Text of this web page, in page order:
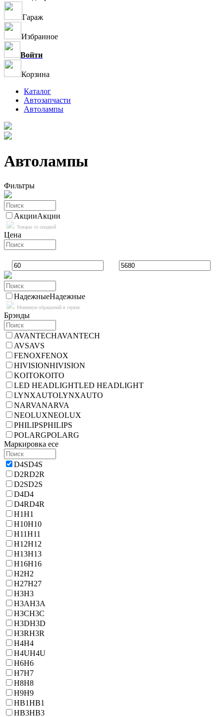
Гараж
Избранное
Войти
Корзина
Каталог
Автозапчасти
Автолампы
Автолампы
Фильтры
АкцииАкции
Товары со скидкой
Цена
НадежныеНадежные
Минимум обращений в сервис
Брэнды
AVANTECHAVANTECH
AVSAVS
FENOXFENOX
HIVISIONHIVISION
KOITOKOITO
LED HEADLIGHTLED HEADLIGHT
LYNXAUTOLYNXAUTO
NARVANARVA
NEOLUXNEOLUX
PHILIPSPHILIPS
POLARGPOLARG
Маркировка ece
D4SD4S
D2RD2R
D2SD2S
D4D4
D4RD4R
H1H1
H10H10
H11H11
H12H12
H13H13
H16H16
H2H2
H27H27
H3H3
H3AH3A
H3CH3C
H3DH3D
H3RH3R
H4H4
H4UH4U
H6H6
H7H7
H8H8
H9H9
HB1HB1
HB3HB3